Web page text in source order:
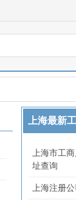
上海最新
上海市工
址查询
上海注册